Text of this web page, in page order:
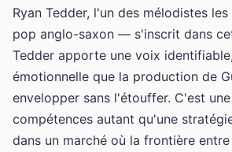
Ryan Tedder, l'un des mélodistes
pop anglo-saxon — s'inscrit dans
Tedder apporte une voix
émotionnelle que la production de
envelopper sans l'étouffer. C'est
compétences autant qu'une
dans un marché où la frontière